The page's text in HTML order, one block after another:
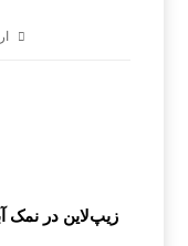
زیپ‌لاین در نمک